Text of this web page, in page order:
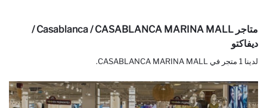
متاجر Casablanca / CASABLANCA MARINA MALL /
ديفاكتو
لدينا 1 متجر في CASABLANCA MARINA MALL.